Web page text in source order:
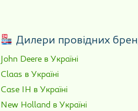
Дилери провідних
John Deere в Україні
Claas в Україні
Case IH в Україні
New Holland в Україні